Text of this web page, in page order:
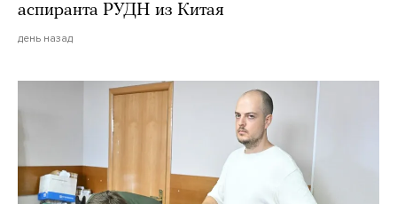
аспиранта РУДН из Китая
день назад